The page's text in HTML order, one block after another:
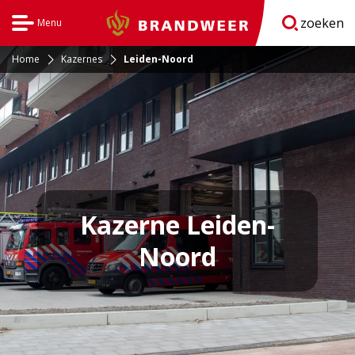
Menu Brandweer zoeken
Home Kazernes Leiden-Noord
Kazerne Leiden-
Noord